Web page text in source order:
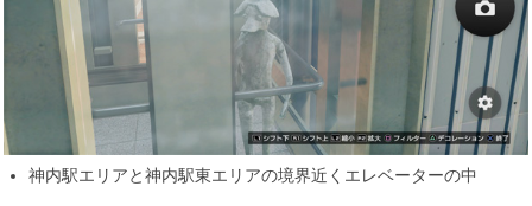
神内駅エリアと神内駅東エリアの境界近くエレベーターの中